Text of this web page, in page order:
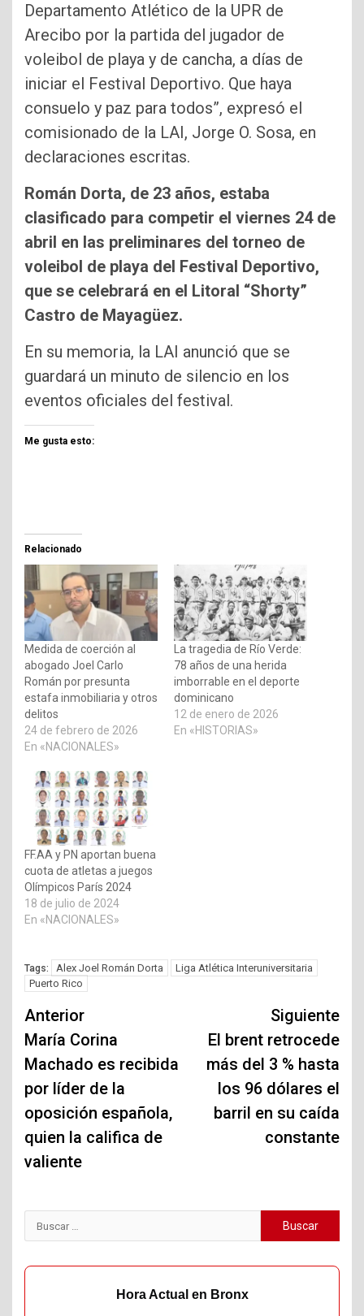
Departamento Atlético de la UPR de
Arecibo por la partida del jugador de
voleibol de playa y de cancha, a días de
iniciar el Festival Deportivo. Que haya
consuelo y paz para todos”, expresó el
comisionado de la LAI, Jorge O. Sosa, en
declaraciones escritas.
Román Dorta, de 23 años, estaba
clasificado para competir el viernes 24 de
abril en las preliminares del torneo de
voleibol de playa del Festival Deportivo,
que se celebrará en el Litoral “Shorty”
Castro de Mayagüez.
En su memoria, la LAI anunció que se
guardará un minuto de silencio en los
eventos oficiales del festival.
Me gusta esto:
Relacionado
Medida de coerción al
abogado Joel Carlo
Román por presunta
estafa inmobiliaria y otros
delitos
24 de febrero de 2026
En «NACIONALES»
La tragedia de Río Verde:
78 años de una herida
imborrable en el deporte
dominicano
12 de enero de 2026
En «HISTORIAS»
FF.AA y PN aportan buena
cuota de atletas a juegos
Olímpicos París 2024
18 de julio de 2024
En «NACIONALES»
Tags: Alex Joel Román Dorta
Liga Atlética Interuniversitaria
Puerto Rico
Navegación
de
entradas
Anterior
María Corina
Machado es recibida
por líder de la
oposición española,
quien la califica de
valiente
Siguiente
El brent retrocede
más del 3 % hasta
los 96 dólares el
barril en su caída
constante
Buscar:
Hora Actual en Bronx